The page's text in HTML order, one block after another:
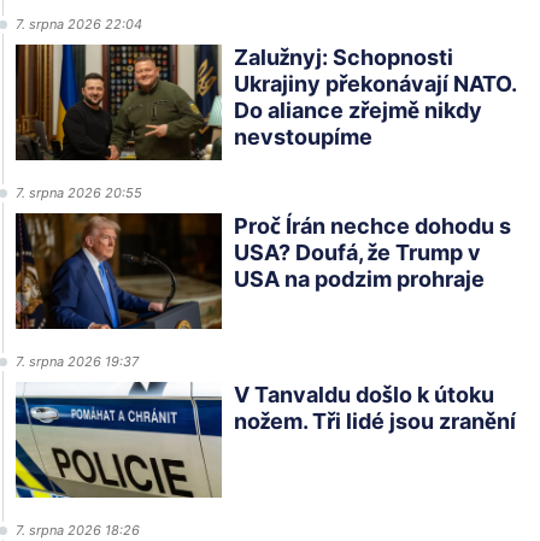
7. srpna 2026 22:04
Zalužnyj: Schopnosti
Ukrajiny překonávají NATO.
Do aliance zřejmě nikdy
nevstoupíme
7. srpna 2026 20:55
Proč Írán nechce dohodu s
USA? Doufá, že Trump v
USA na podzim prohraje
7. srpna 2026 19:37
V Tanvaldu došlo k útoku
nožem. Tři lidé jsou zranění
7. srpna 2026 18:26